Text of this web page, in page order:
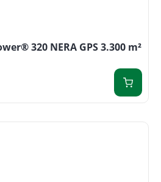
320 NERA GPS 3.300 m²